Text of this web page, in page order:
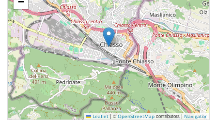
Leaflet |©OpenStreetMapcontributors |Navigator